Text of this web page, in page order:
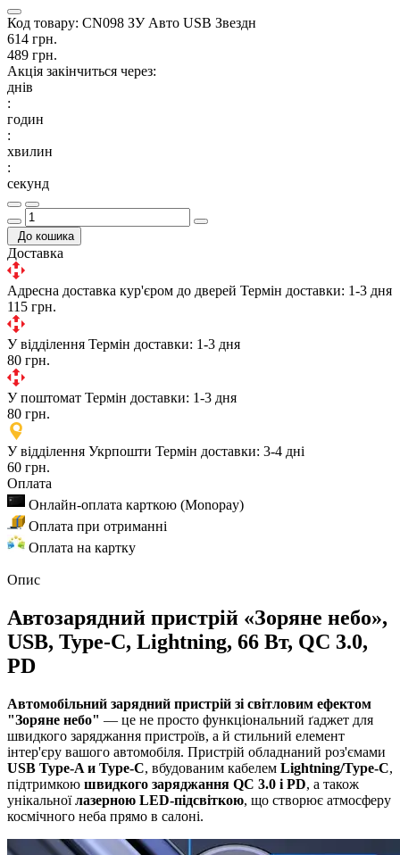
Код товару: CN098 ЗУ Авто USB Звездн
614 грн.
489 грн.
Акція закінчиться через:
днів
:
годин
:
хвилин
:
секунд
До кошика
Доставка
Адресна доставка кур'єром до дверей Термін доставки: 1-3 дня
115 грн.
У відділення Термін доставки: 1-3 дня
80 грн.
У поштомат Термін доставки: 1-3 дня
80 грн.
У відділення Укрпошти Термін доставки: 3-4 дні
60 грн.
Оплата
Онлайн-оплата карткою (Monopay)
Оплата при отриманні
Оплата на картку
Опис
Автозарядний пристрій «Зоряне небо»,
USB, Type-C, Lightning, 66 Вт, QC 3.0,
PD
Автомобільний зарядний пристрій зі світловим ефектом
"Зоряне небо" — це не просто функціональний ґаджет для
швидкого заряджання пристроїв, а й стильний елемент
інтер'єру вашого автомобіля. Пристрій обладнаний роз'ємами
USB Type-A и Type-C, вбудованим кабелем Lightning/Type-C,
підтримкою швидкого заряджання QC 3.0 і PD, а також
унікальноїлазерною LED-підсвіткою, що створює атмосферу
космічного неба прямо в салоні.